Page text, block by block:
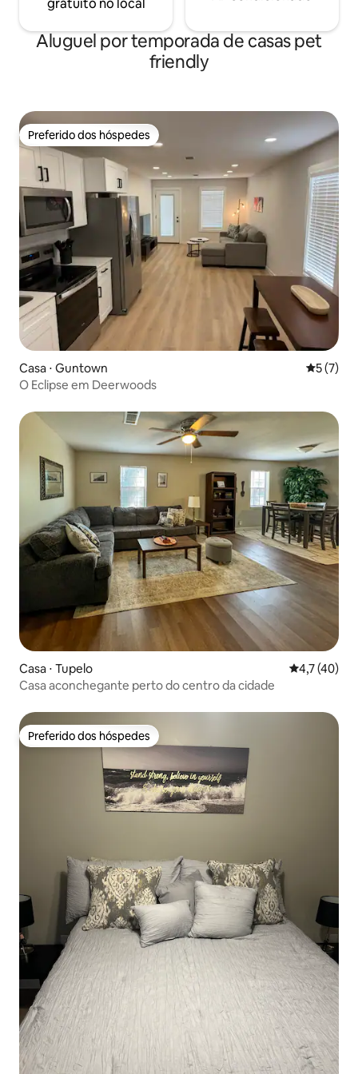
Aluguel por temporada de casas pet
friendly
Preferido dos hóspedes
Preferido dos hóspedes
Casa ⋅ Guntown 5 de
5 (7)
O Eclipse em Deerwoods
Casa ⋅ Tupelo 4,7 de uma
4,7 (40)
Casa aconchegante perto do centro da cidade
Preferido dos hóspedes
Preferido dos hóspedes